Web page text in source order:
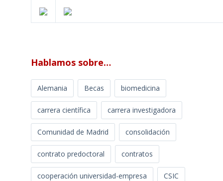
Hablamos sobre…
Alemania Becas biomedicina
carrera científica carrera investigadora
Comunidad de Madrid consolidación
contrato predoctoral contratos
cooperación universidad-empresa CSIC